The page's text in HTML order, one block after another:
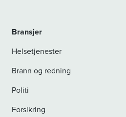
Bransjer
Helsetjenester
Brann og redning
Politi
Forsikring